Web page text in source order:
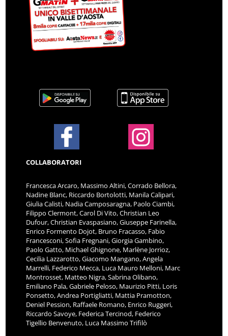
COLLABORATORI
Francesca Arcaro, Massimo Altini, Corrado Bellora,
Nadine Blanc, Riccardo Bortolotti, Manila Calipari,
Giulia Calisti, Nadia Camposaragna, Paolo Ciambi,
Filippo Clermont, Carol Di Vito, Christian Leo
Dufour, Christian Evaspasiano, Giuseppe Farinella,
Enrico Formento Dojot, Bruno Fracasso, Fabio
Francesconi, Sofia Fregnani, Giorgia Gambino,
Paolo Gatto, Michael Ghignone, Marlène Jorrioz,
Cecilia Lazzarotto, Giacomo Mangano, Angela
Marrelli, Federico Mecca, Luca Mauro Melloni, Marc
Montrosset, Matteo Nigra, Sabrina Olibano,
Emiliano Pala, Gabriele Peloso, Maurizio Pitti, Loris
Ponsetto, Andrea Portigliatti, Mattia Pramotton,
Deniel Pession, Raffaele Romano, Enrico Ruggeri,
Riccardo Savoye, Federica Tercinod, Federico
Tigellio Benvenuto, Luca Massimo Trifilò